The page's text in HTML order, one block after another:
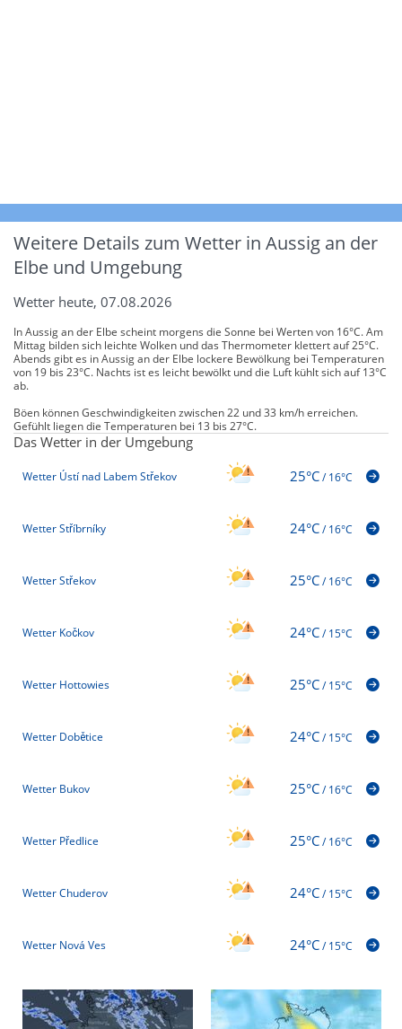
Weitere Details zum Wetter in Aussig an der
Elbe und Umgebung
Wetter heute, 07.08.2026
In Aussig an der Elbe scheint morgens die Sonne bei Werten von 16°C. Am
Mittag bilden sich leichte Wolken und das Thermometer klettert auf 25°C.
Abends gibt es in Aussig an der Elbe lockere Bewölkung bei Temperaturen
von 19 bis 23°C. Nachts ist es leicht bewölkt und die Luft kühlt sich auf 13°C
ab.
Böen können Geschwindigkeiten zwischen 22 und 33 km/h erreichen.
Gefühlt liegen die Temperaturen bei 13 bis 27°C.
Das Wetter in der Umgebung
Wetter Ústí nad Labem Střekov 25°C/16°C
Wetter Stříbrníky 24°C/16°C
Wetter Střekov 25°C/16°C
Wetter Kočkov 24°C/15°C
Wetter Hottowies 25°C/15°C
Wetter Dobětice 24°C/15°C
Wetter Bukov 25°C/16°C
Wetter Předlice 25°C/16°C
Wetter Chuderov 24°C/15°C
Wetter Nová Ves 24°C/15°C